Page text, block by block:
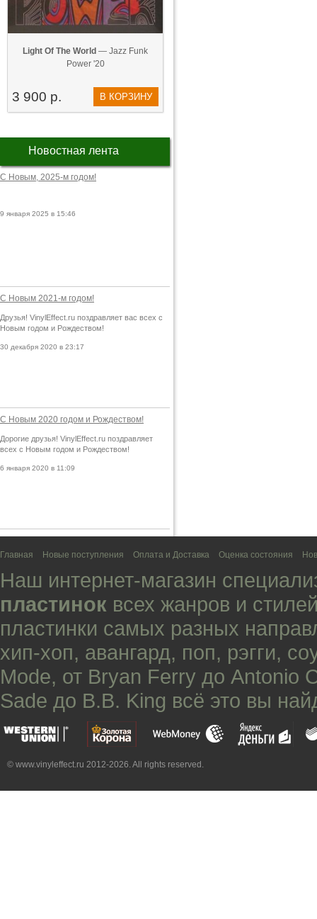
Light Of The World — Jazz Funk
Power '20
3 900 р. В КОРЗИНУ
Новостная лента
С Новым, 2025-м годом!
9 января 2025 в 15:46
С Новым 2021-м годом!
Друзья! VinylEffect.ru поздравляет вас всех с
Новым годом и Рождеством!
30 декабря 2020 в 23:17
С Новым 2020 годом и Рождеством!
Дорогие друзья! VinylEffect.ru поздравляет
всех с Новым годом и Рождеством!
6 января 2020 в 11:09
Главная Новые поступления Оплата и Доставка Оценка состояния
Наш интернет-магазин
пластинок всех жанров и
пластинки самых разных
хип-хоп, авангард, поп, рэгги,
Mode, от Bryan Ferry до Antonio
Sade до B.B. King всё это вы
© www.vinyleffect.ru 2012-2026. All rights reserved.